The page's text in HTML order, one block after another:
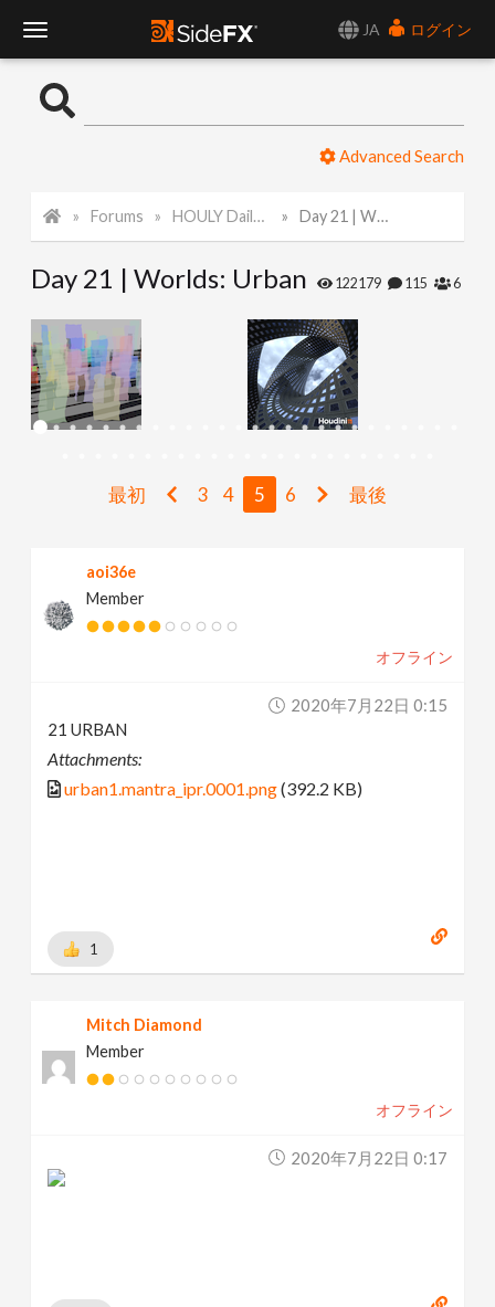
JA
ログイン
o
l
e
N
Advanced Search
Forums HOULY Daily Challenge Day 21 | Worlds: Urban
Day 21 | Worlds: Urban 122179 115 6
最初 3 4 5 6 最後
aoi36e
Member
オフライン
2020年7月22日 0:15
21 URBAN
Attachments:
urban1.mantra_ipr.0001.png(392.2 KB)
1
Mitch Diamond
Member
オフライン
2020年7月22日 0:17